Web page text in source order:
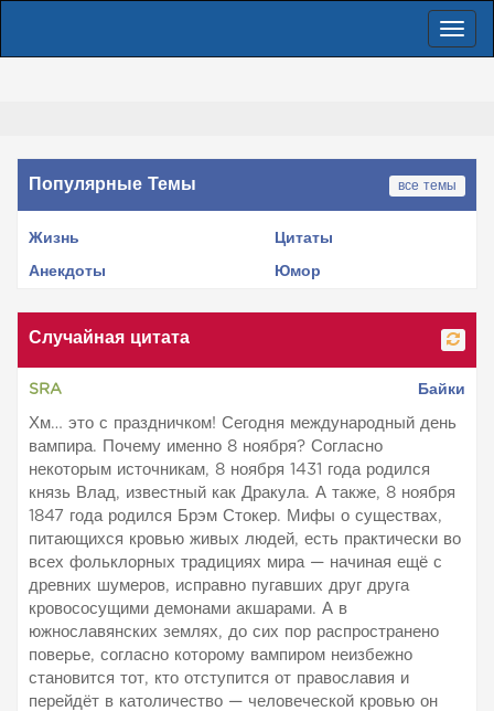
Популярные Темы все темы
Жизнь Цитаты
Анекдоты Юмор
Случайная цитата
SRA Байки
Хм… это с праздничком! Сегодня международный день
вампира. Почему именно 8 ноября? Согласно
некоторым источникам, 8 ноября 1431 года родился
князь Влад, известный как Дракула. А также, 8 ноября
1847 года родился Брэм Стокер. Мифы о существах,
питающихся кровью живых людей, есть практически во
всех фольклорных традициях мира — начиная ещё с
древних шумеров, исправно пугавших друг друга
кровососущими демонами акшарами. А в
южнославянских землях, до сих пор распространено
поверье, согласно которому вампиром неизбежно
становится тот, кто отступится от православия и
перейдёт в католичество — человеческой кровью он